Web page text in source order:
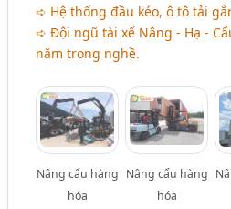
➪ Hệ thống đầu kéo, ô tô tải
➪ Đội ngũ tài xế Nâng - Hạ -
năm trong nghề.
Nâng cẩu hàng
hóa
Nâng cẩu hàng
hóa